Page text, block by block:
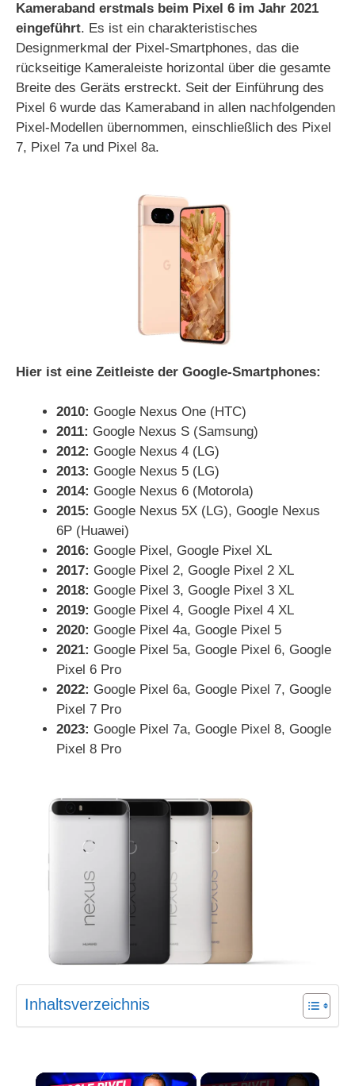
Kameraband erstmals beim Pixel 6 im Jahr 2021
eingeführt. Es ist ein charakteristisches
Designmerkmal der Pixel-Smartphones, das die
rückseitige Kameraleiste horizontal über die gesamte
Breite des Geräts erstreckt. Seit der Einführung des
Pixel 6 wurde das Kameraband in allen nachfolgenden
Pixel-Modellen übernommen, einschließlich des Pixel
7, Pixel 7a und Pixel 8a.
Hier ist eine Zeitleiste der Google-Smartphones:
2010: Google Nexus One (HTC)
2011: Google Nexus S (Samsung)
2012: Google Nexus 4 (LG)
2013: Google Nexus 5 (LG)
2014: Google Nexus 6 (Motorola)
2015: Google Nexus 5X (LG), Google Nexus
6P (Huawei)
2016: Google Pixel, Google Pixel XL
2017: Google Pixel 2, Google Pixel 2 XL
2018: Google Pixel 3, Google Pixel 3 XL
2019: Google Pixel 4, Google Pixel 4 XL
2020: Google Pixel 4a, Google Pixel 5
2021: Google Pixel 5a, Google Pixel 6, Google
Pixel 6 Pro
2022: Google Pixel 6a, Google Pixel 7, Google
Pixel 7 Pro
2023: Google Pixel 7a, Google Pixel 8, Google
Pixel 8 Pro
Inhaltsverzeichnis
×